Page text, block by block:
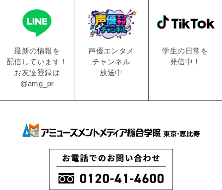
最新の情報を
配信しています！
お友達登録は
@amg_pr
声優エンタメ
チャンネル
放送中
学生の日常を
発信中！